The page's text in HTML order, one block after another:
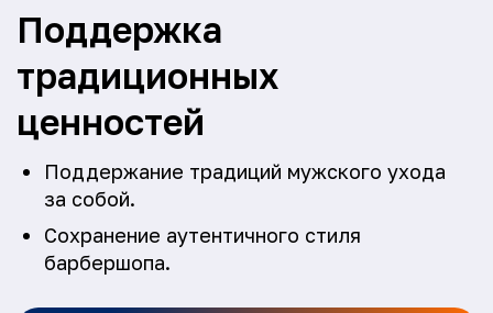
Поддержка
традиционных
ценностей
Поддержание традиций мужского ухода
за собой.
Сохранение аутентичного стиля
барбершопа.